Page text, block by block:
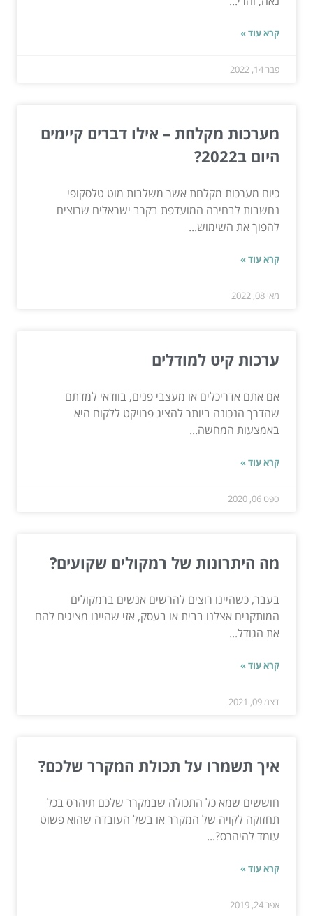
קרא עוד »
פבר 14, 2022
מערכות מקלחת – אילו דברים קיימים
היום ב2022?
כיום מערכות מקלחת אשר משלבות מוט טלסקופי
נחשבות לבחירה המועדפת בקרב ישראלים שרוצים
להפוך את השימוש...
קרא עוד »
מאי 08, 2022
ערכות קיט למודלים
אם אתם אדריכלים או מעצבי פנים, בוודאי למדתם
שהדרך הנכונה ביותר להציג פרויקט ללקוח היא
באמצעות המחשה...
קרא עוד »
ספט 06, 2020
מה היתרונות של רמקולים שקועים?
בעבר, כשהיינו רוצים להרשים אנשים ברמקולים
המותקנים אצלנו בבית או בעסק, אזי שהיינו מציגים להם
את הגודל...
קרא עוד »
דצמ 09, 2021
איך תשמרו על תכולת המקרר שלכם?
חוששים שמא כל התכולה שבמקרר שלכם תיהרס בכל
תחזוקה לקויה של המקרר או בשל העובדה שהוא פשוט
עומד להיהרס?...
קרא עוד »
אפר 24, 2019